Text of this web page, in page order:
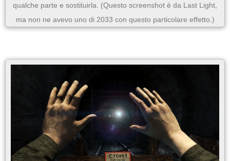
qualche parte e sostituirla. (Questo screenshot è da Last Light,
ma non ne avevo uno di 2033 con questo particolare effetto.)